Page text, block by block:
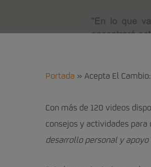
Creciendo
Portada » Acepta El
Con más de 120 videos
consejos y actividades para
desarrollo personal y